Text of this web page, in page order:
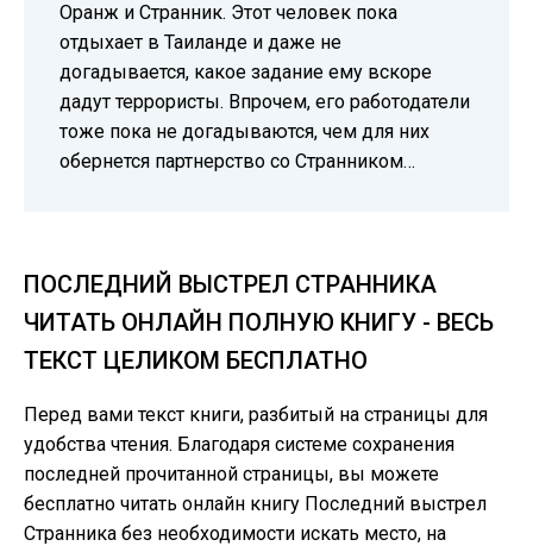
Оранж и Странник. Этот человек пока
отдыхает в Таиланде и даже не
догадывается, какое задание ему вскоре
дадут террористы. Впрочем, его работодатели
тоже пока не догадываются, чем для них
обернется партнерство со Странником…
ПОСЛЕДНИЙ ВЫСТРЕЛ СТРАННИКА
ЧИТАТЬ ОНЛАЙН ПОЛНУЮ КНИГУ - ВЕСЬ
ТЕКСТ ЦЕЛИКОМ БЕСПЛАТНО
Перед вами текст книги, разбитый на страницы для
удобства чтения. Благодаря системе сохранения
последней прочитанной страницы, вы можете
бесплатно читать онлайн книгу Последний выстрел
Странника без необходимости искать место, на